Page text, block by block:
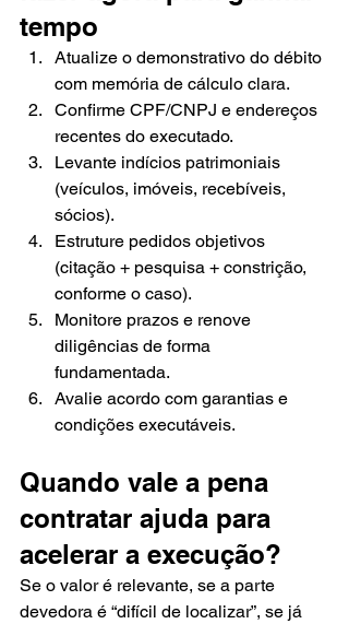
tempo
Atualize o demonstrativo do débito
com memória de cálculo clara.
Confirme CPF/CNPJ e endereços
recentes do executado.
Levante indícios patrimoniais
(veículos, imóveis, recebíveis,
sócios).
Estruture pedidos objetivos
(citação + pesquisa + constrição,
conforme o caso).
Monitore prazos e renove
diligências de forma
fundamentada.
Avalie acordo com garantias e
condições executáveis.
Quando vale a pena
contratar ajuda para
acelerar a execução?
Se o valor é relevante, se a parte
devedora é “difícil de localizar”, se já